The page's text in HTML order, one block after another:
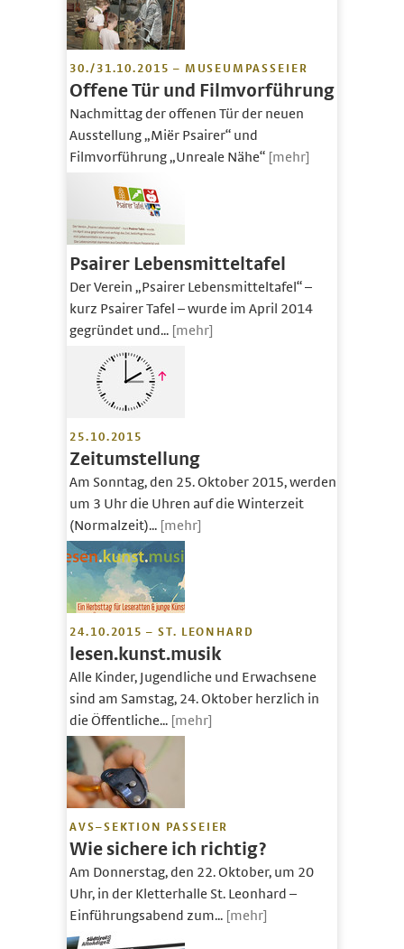
30./31.10.2015 – MUSEUMPASSEIER
Offene Tür und Filmvorführung
Nachmittag der offenen Tür der neuen
Ausstellung „Miër Psairer“ und
Filmvorführung „Unreale Nähe“ [mehr]
Psairer Lebensmitteltafel
Der Verein „Psairer Lebensmitteltafel“ –
kurz Psairer Tafel – wurde im April 2014
gegründet und... [mehr]
25.10.2015
Zeitumstellung
Am Sonntag, den 25. Oktober 2015, werden
um 3 Uhr die Uhren auf die Winterzeit
(Normalzeit)... [mehr]
24.10.2015 – ST. LEONHARD
lesen.kunst.musik
Alle Kinder, Jugendliche und Erwachsene
sind am Samstag, 24. Oktober herzlich in
die Öffentliche... [mehr]
AVS–SEKTION PASSEIER
Wie sichere ich richtig?
Am Donnerstag, den 22. Oktober, um 20
Uhr, in der Kletterhalle St. Leonhard –
Einführungsabend zum... [mehr]